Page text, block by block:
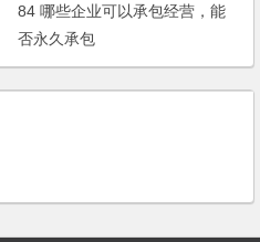
84 哪些企业可以承包经营，能
否永久承包